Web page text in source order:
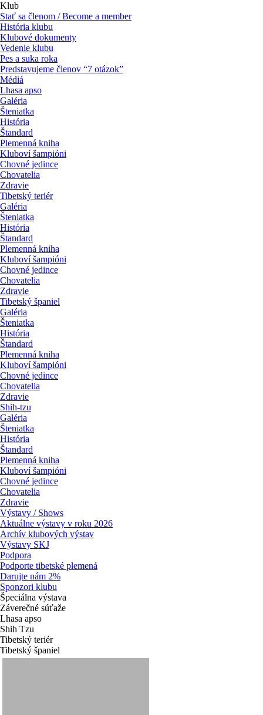
Klub
Stať sa členom / Become a member
História klubu
Klubové dokumenty
Vedenie klubu
Pes a suka roka
Predstavujeme členov “7 otázok”
Médiá
Lhasa apso
Galéria
Šteniatka
História
Štandard
Plemenná kniha
Kluboví šampióni
Chovné jedince
Chovatelia
Zdravie
Tibetský teriér
Galéria
Šteniatka
História
Štandard
Plemenná kniha
Kluboví šampióni
Chovné jedince
Chovatelia
Zdravie
Tibetský španiel
Galéria
Šteniatka
História
Štandard
Plemenná kniha
Kluboví šampióni
Chovné jedince
Chovatelia
Zdravie
Shih-tzu
Galéria
Šteniatka
História
Štandard
Plemenná kniha
Kluboví šampióni
Chovné jedince
Chovatelia
Zdravie
Výstavy / Shows
Aktuálne výstavy v roku 2026
Archív klubových výstav
Výstavy SKJ
Podpora
Podporte tibetské plemená
Darujte nám 2%
Sponzori klubu
Špeciálna výstava
Záverečné súťaže
Lhasa apso
Shih Tzu
Tibetský teriér
Tibetský španiel